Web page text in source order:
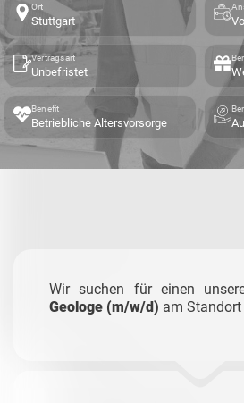
Ort
Stuttgart
Vertragsart
Unbefristet
Benefit
Betriebliche Altersvorsorge
Wir suchen für einen
Geologe (m/w/d) am